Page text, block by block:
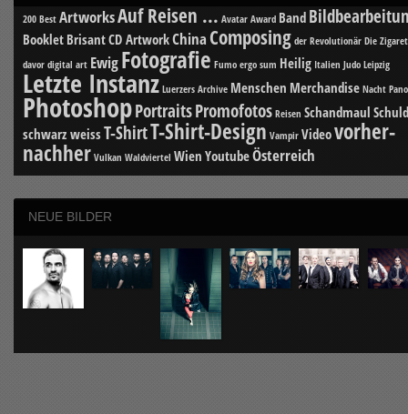
200 Best ArtworksAuf Reisen ... Avatar Award Band
Booklet BrisantCD ArtworkChinaComposing der Revolutionär Die
davor digital art EwigFotografie Fumo ergo sum Heilig Italien Judo Leipzig
Letzte Instanz Luerzers Archive Menschen Merchandise Nacht
PhotoshopPortraitsPromofotos Reisen Schandmaul
schwarz weissT-ShirtT-Shirt-Design Vampir Videovorher-
nachher Vulkan Waldviertel Wien YoutubeÖsterreich
NEUE BILDER